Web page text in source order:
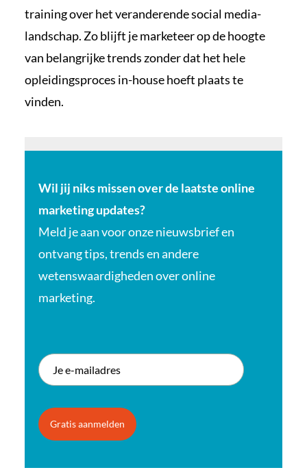
training over het veranderende social media-
landschap. Zo blijft je marketeer op de hoogte
van belangrijke trends zonder dat het hele
opleidingsproces in-house hoeft plaats te
vinden.
Wil jij niks missen over de laatste online
marketing updates?
Meld je aan voor onze nieuwsbrief en
ontvang tips, trends en andere
wetenswaardigheden over online
marketing.
Gratis aanmelden